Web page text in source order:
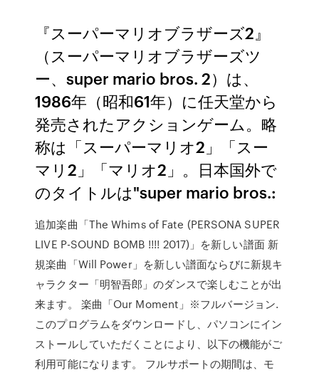
『スーパーマリオブラザーズ2』
（スーパーマリオブラザーズツ
ー、super mario bros. 2）は、
1986年（昭和61年）に任天堂から
発売されたアクションゲーム。略
称は「スーパーマリオ2」「スー
マリ2」「マリオ2」。日本国外で
のタイトルは"super mario bros.:
追加楽曲「The Whims of Fate (PERSONA SUPER
LIVE P-SOUND BOMB !!!! 2017)」を新しい譜面 新
規楽曲「Will Power」を新しい譜面ならびに新規キ
ャラクター「明智吾郎」のダンスで楽しむことが出
来ます。 楽曲「Our Moment」※フルバージョン.
このプログラムをダウンロードし、パソコンにイン
ストールしていただくことにより、以下の機能がご
利用可能になります。 フルサポートの期間は、モ